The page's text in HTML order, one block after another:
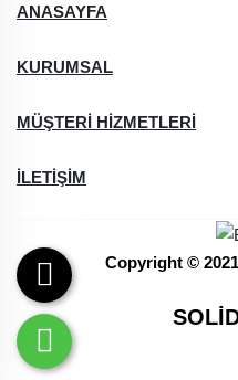
ANASAYFA
KURUMSAL
MÜŞTERİ HİZMETLERİ
İLETİŞİM
Copyright © 2021